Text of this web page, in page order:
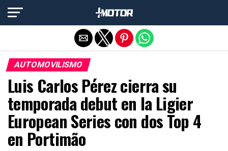
AUTOMOVILISMO
Luis Carlos Pérez cierra su
temporada debut en la Ligier
European Series con dos Top 4
en Portimão
Salir de la versión móvil